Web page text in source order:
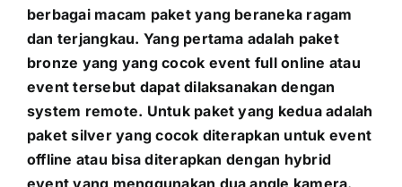
berbagai macam paket yang beraneka ragam
dan terjangkau. Yang pertama adalah paket
bronze yang yang cocok event full online atau
event tersebut dapat dilaksanakan dengan
system remote. Untuk paket yang kedua adalah
paket silver yang cocok diterapkan untuk event
offline atau bisa diterapkan dengan hybrid
event yang menggunakan dua angle kamera.